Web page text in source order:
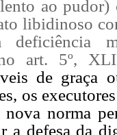
ao
libidinoso
deficiência
art. 5º,
de graça
os
norma
a defesa da